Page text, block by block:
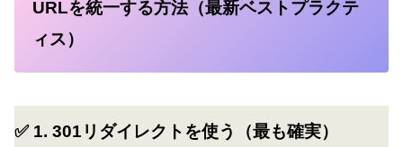
URLを統一する方法（最新ベストプラクテ
ィス）
✅ 1. 301リダイレクトを使う（最も確実）